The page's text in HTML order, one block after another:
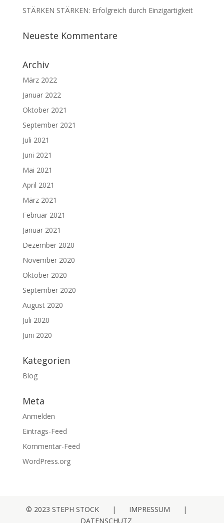
STÄRKEN STÄRKEN: Erfolgreich durch Einzigartigkeit
Neueste Kommentare
Archiv
März 2022
Januar 2022
Oktober 2021
September 2021
Juli 2021
Juni 2021
Mai 2021
April 2021
März 2021
Februar 2021
Januar 2021
Dezember 2020
November 2020
Oktober 2020
September 2020
August 2020
Juli 2020
Juni 2020
Kategorien
Blog
Meta
Anmelden
Eintrags-Feed
Kommentar-Feed
WordPress.org
© 2023 STEPH STOCK | IMPRESSUM
|
DATENSCHUTZ